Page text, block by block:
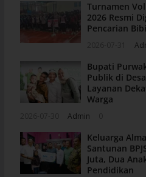
Turnamen
2026 Resmi
Pencarian
Bupati
Publik di
Layanan
Warga
Admin
Keluarga
Santunan
Juta, Dua
Pendidikan